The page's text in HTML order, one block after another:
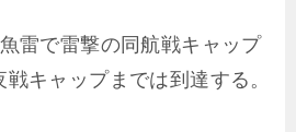
雷で雷撃の同航戦キャップ
キャップまでは到達する。